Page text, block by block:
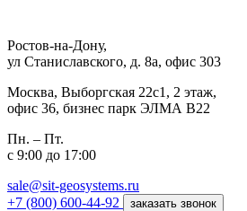
Ростов-на-Дону,
ул Станиславского, д. 8а, офис 303
Москва, Выборгская 22с1, 2 этаж,
офис 36, бизнес парк ЭЛМА В22
Пн. – Пт.
с 9:00 до 17:00
sale@sit-geosystems.ru
+7 (800) 600-44-92
заказать звонок